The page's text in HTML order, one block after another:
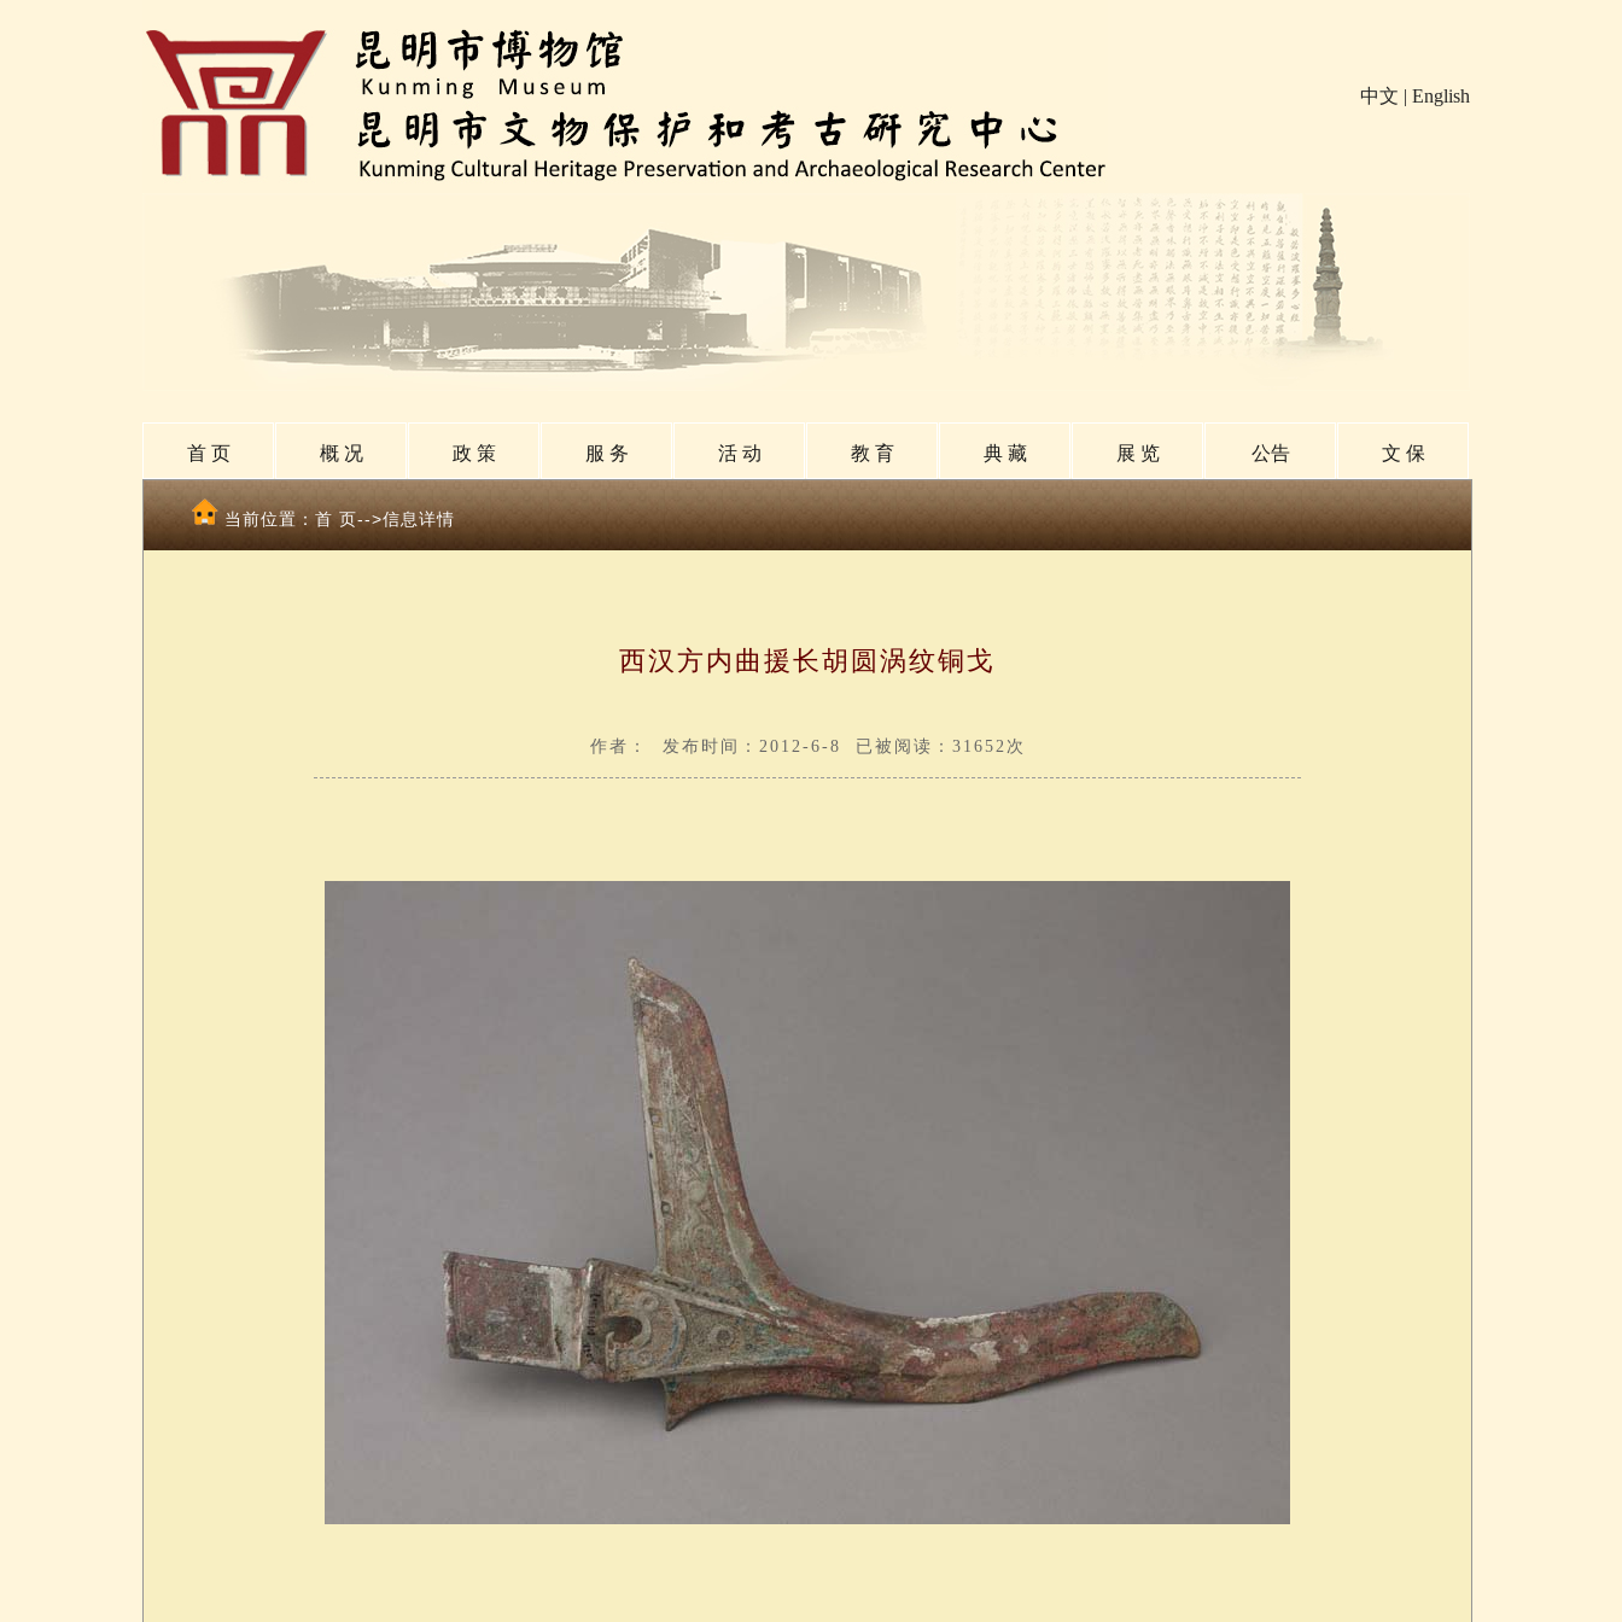
中文 | English
首 页 概 况 政 策 服 务 活 动 教 育 典 藏 展 览 公告 文 保
当前位置： 首 页-->信息详情
西汉方内曲援长胡圆涡纹铜戈
作者： 发布时间：2012-6-8 已被阅读：31652次